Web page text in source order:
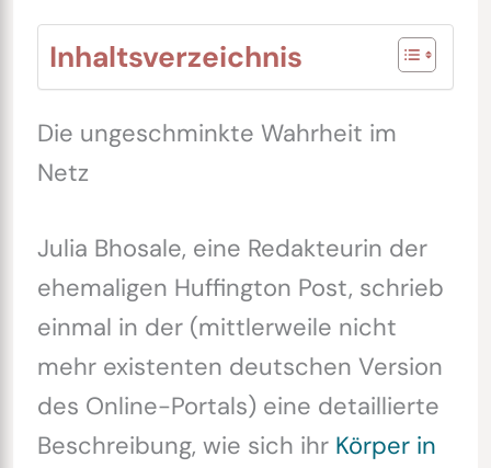
Inhaltsverzeichnis
Die ungeschminkte Wahrheit im
Netz
Julia Bhosale, eine Redakteurin der
ehemaligen Huffington Post, schrieb
einmal in der (mittlerweile nicht
mehr existenten deutschen Version
des Online-Portals) eine detaillierte
Beschreibung, wie sich ihr Körper in